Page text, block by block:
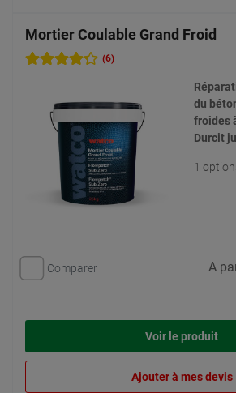
Mortier Coulable Grand Froid
(6)
du
froides
Durcit
1
Comparer A
Voir le produit
Ajouter à mes devis